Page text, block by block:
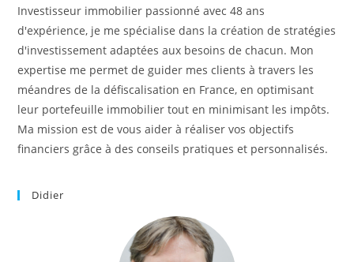
Investisseur immobilier passionné avec 48 ans
d'expérience, je me spécialise dans la création de stratégies
d'investissement adaptées aux besoins de chacun. Mon
expertise me permet de guider mes clients à travers les
méandres de la défiscalisation en France, en optimisant
leur portefeuille immobilier tout en minimisant les impôts.
Ma mission est de vous aider à réaliser vos objectifs
financiers grâce à des conseils pratiques et personnalisés.
Didier